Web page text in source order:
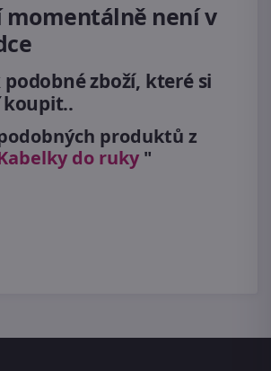
momentálně není v
zboží, které si
koupit..
produktů z
do ruky "